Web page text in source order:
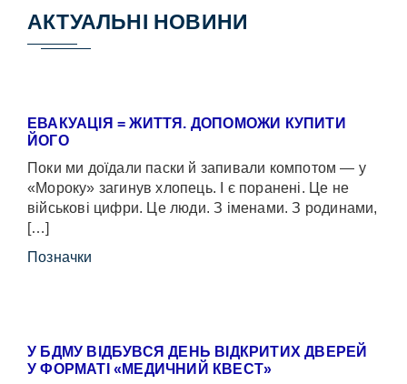
АКТУАЛЬНІ НОВИНИ
ЕВАКУАЦІЯ = ЖИТТЯ. ДОПОМОЖИ КУПИТИ
ЙОГО
Поки ми доїдали паски й запивали компотом — у
«Мороку» загинув хлопець. І є поранені. Це не
військові цифри. Це люди. З іменами. З родинами,
[…]
Позначки
У БДМУ ВІДБУВСЯ ДЕНЬ ВІДКРИТИХ ДВЕРЕЙ
У ФОРМАТІ «МЕДИЧНИЙ КВЕСТ»